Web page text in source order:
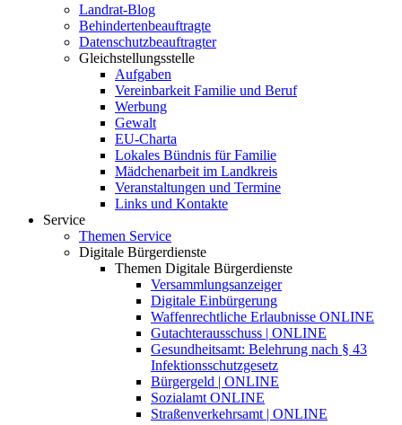
Landrat-Blog
Behindertenbeauftragte
Datenschutzbeauftragter
Gleichstellungsstelle
Aufgaben
Vereinbarkeit Familie und Beruf
Werbung
Gewalt
EU-Charta
Lokales Bündnis für Familie
Mädchenarbeit im Landkreis
Veranstaltungen und Termine
Links und Kontakte
Service
Themen Service
Digitale Bürgerdienste
Themen Digitale Bürgerdienste
Versammlungsanzeiger
Digitale Einbürgerung
Waffenrechtliche Erlaubnisse ONLINE
Gutachterausschuss | ONLINE
Gesundheitsamt: Belehrung nach § 43
Infektionsschutzgesetz
Bürgergeld | ONLINE
Sozialamt ONLINE
Straßenverkehrsamt | ONLINE